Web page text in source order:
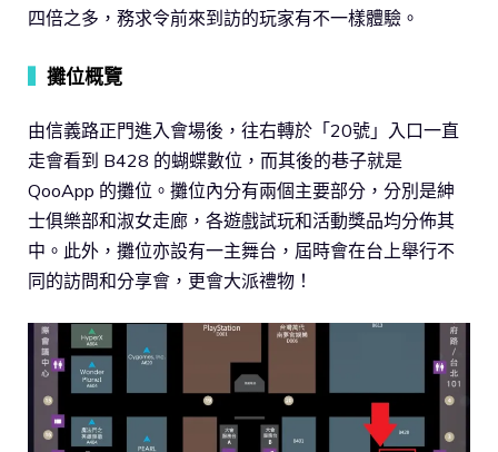
四倍之多，務求令前來到訪的玩家有不一樣體驗。
攤位概覽
由信義路正門進入會場後，往右轉於「20號」入口一直
走會看到 B428 的蝴蝶數位，而其後的巷子就是
QooApp 的攤位。攤位內分有兩個主要部分，分別是紳
士俱樂部和淑女走廊，各遊戲試玩和活動獎品均分佈其
中。此外，攤位亦設有一主舞台，屆時會在台上舉行不
同的訪問和分享會，更會大派禮物！